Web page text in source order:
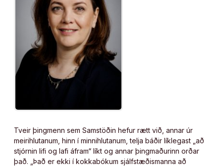
Tveir þingmenn sem Samstöðin hefur rætt við, annar úr
meirihlutanum, hinn í minnihlutanum, telja báðir líklegast „að
stjórnin lifi og lafi áfram“ líkt og annar þingmaðurinn orðar
það. „Það er ekki í kokkabókum sjálfstæðismanna að